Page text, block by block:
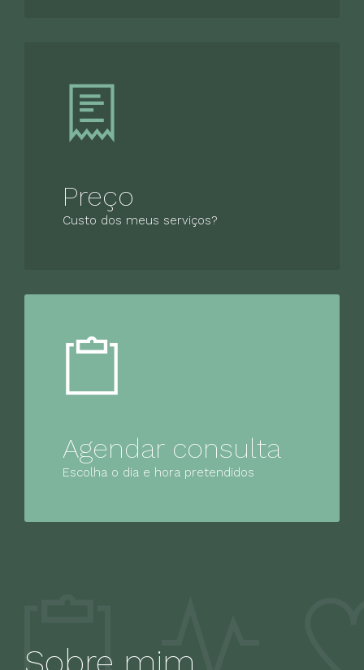
Preço
Custo dos meus serviços?
Agendar consulta
Escolha o dia e hora pretendidos